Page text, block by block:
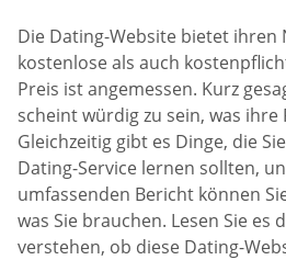
Die Dating-Website bietet ihren
kostenlose als auch
Preis ist angemessen. Kurz
scheint würdig zu sein, was
Gleichzeitig gibt es Dinge, die
Dating-Service lernen sollten,
umfassenden Bericht können
was Sie brauchen. Lesen Sie es
verstehen, ob diese Dating-